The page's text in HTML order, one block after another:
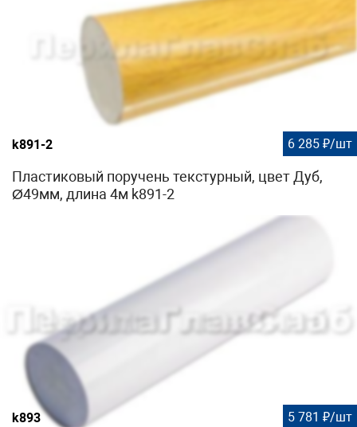
k891-2 6 285 ₽/шт
Пластиковый поручень текстурный, цвет Дуб,
Ø49мм, длина 4м k891-2
k893 5 781 ₽/шт